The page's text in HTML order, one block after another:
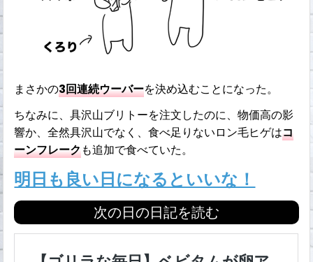
まさかの3回連続ウーバーを決め込むことになった。
ちなみに、具沢山ブリトーを注文したのに、物価高の影
響か、全然具沢山でなく、食べ足りないロン毛ヒゲはコ
ーンフレークも追加で食べていた。
明日も良い日になるといいな！
次の日の日記を読む